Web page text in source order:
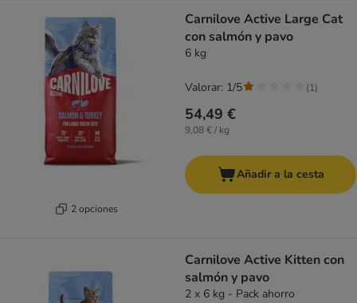
2 opciones
Carnilove Active Large Cat
con salmón y pavo
6 kg
54,49 €
9,08 € / kg
Valorar: 1/5 (1)
Añadir a la cesta
Carnilove Active Kitten con
salmón y pavo
2 x 6 kg - Pack ahorro